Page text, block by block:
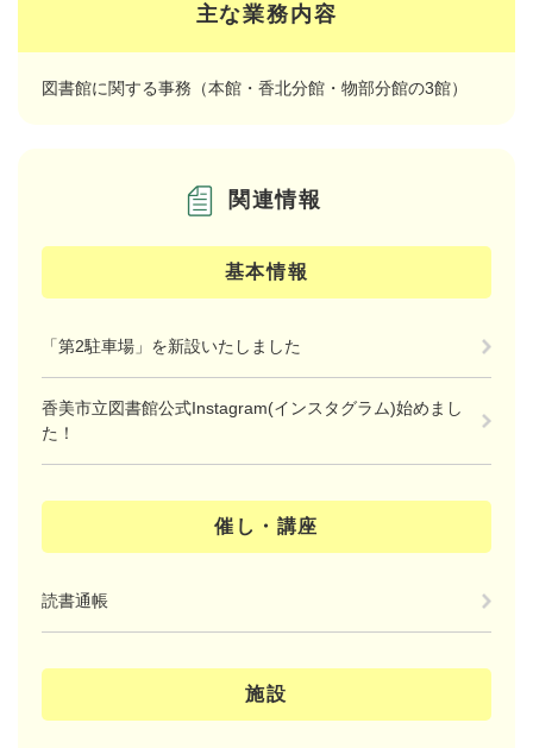
主な業務内容
図書館に関する事務（本館・香北分館・物部分館の3館）
関連情報
基本情報
「第2駐車場」を新設いたしました
香美市立図書館公式Instagram(インスタグラム)始めまし
た！
催し・講座
読書通帳
施設